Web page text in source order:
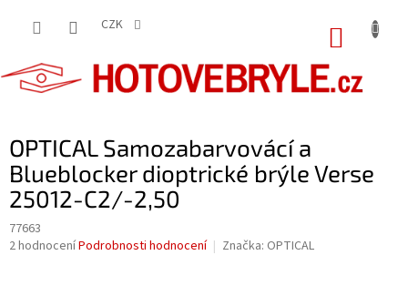
CZK
OPTICAL Samozabarvovácí a
Blueblocker dioptrické brýle Verse
25012-C2/-2,50
77663
Průměrné
2 hodnoceníPodrobnosti hodnocení Značka: OPTICAL